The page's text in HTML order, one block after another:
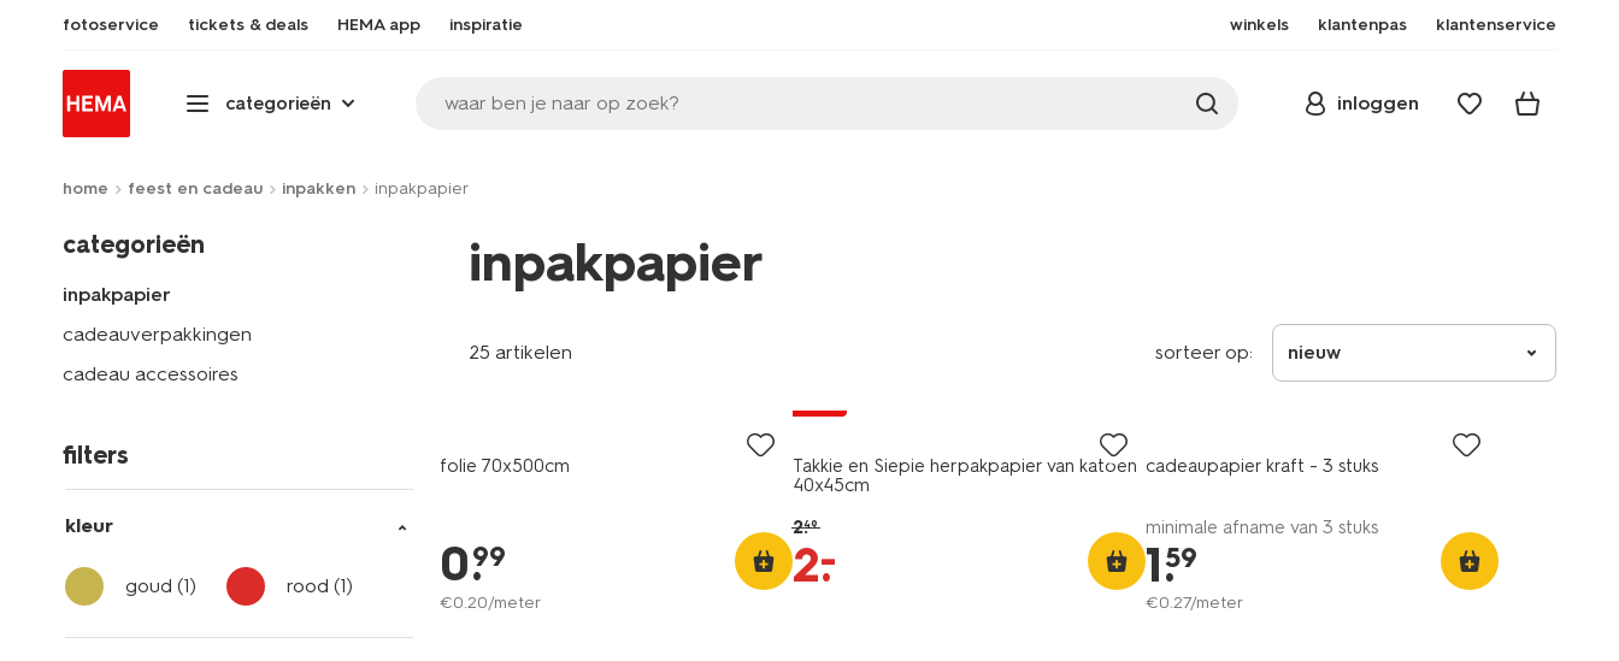
fotoservice tickets & deals HEMA app inspiratie winkels klantenpas klantenservice
categorieën waar ben je naar op zoek? inloggen
home feest en cadeau inpakken inpakpapier
categorieën
inpakpapier
cadeauverpakkingen
cadeau accessoires
filters
kleur
goud (1) rood(1)
inpakpapier
25 artikelen sorteer op: nieuw
folie 70x500cm
0.
99
€0.20/meter
Takkie en Siepie herpakpapier van katoen
40x45cm
2.49
2.
–
cadeaupapier kraft - 3 stuks
minimale afname van 3 stuks
1.
59
€0.27/meter